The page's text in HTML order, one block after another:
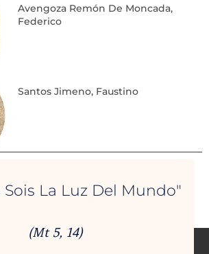
Avengoza Remón De Moncada,
Federico
Santos Jimeno, Faustino
Sois La Luz Del Mundo"
(Mt 5, 14)